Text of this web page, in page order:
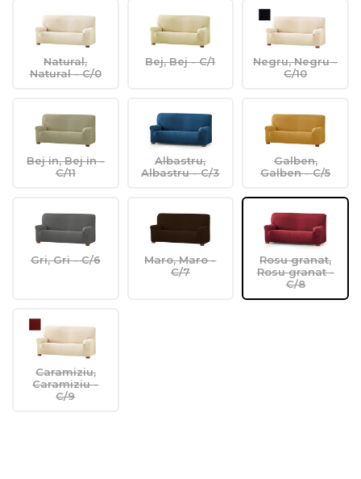
Natural,
Natural - C/0
Bej, Bej - C/1
Negru, Negru -
C/10
Bej in, Bej in -
C/11
Albastru,
Albastru - C/3
Galben,
Galben - C/5
Gri, Gri - C/6
Maro, Maro -
C/7
Rosu granat,
Rosu granat -
C/8
Caramiziu,
Caramiziu -
C/9